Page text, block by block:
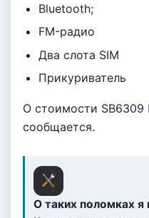
Bluetooth;
FM-радио
Два слота SIM
Прикуриватель
О cтоимости SB6309
сообщается.
О таких поломках я